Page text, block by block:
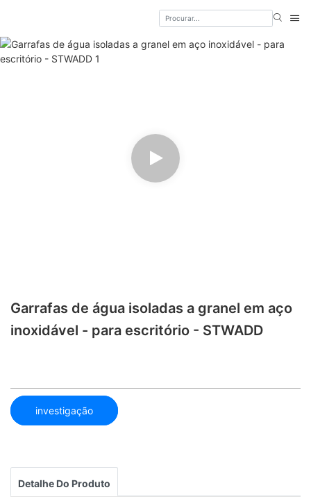
Garrafas de água isoladas a granel em aço
inoxidável - para escritório - STWADD
investigação
Detalhe Do Produto